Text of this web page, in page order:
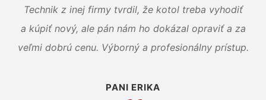
Technik z inej firmy tvrdil, že kotol treba vyhodiť
a kúpiť nový, ale pán nám ho dokázal opraviť a za
veľmi dobrú cenu. Výborný a profesionálny prístup.
PANI ERIKA